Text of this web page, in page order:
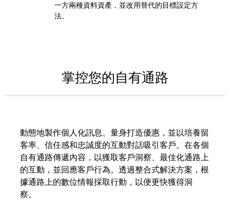
一方兩種資料資產，並改用替代的目標設定方
法。
掌控您的自有通路
動態地製作個人化訊息、量身打造優惠，並以培養留
客率、信任感和忠誠度的互動對話吸引客戶。在各個
自有通路傳遞內容，以獲取客戶洞察、最佳化通路上
的互動，並回應客戶行為。透過整合式解決方案，根
據通路上的數位情報採取行動，以便更快獲得洞
察。